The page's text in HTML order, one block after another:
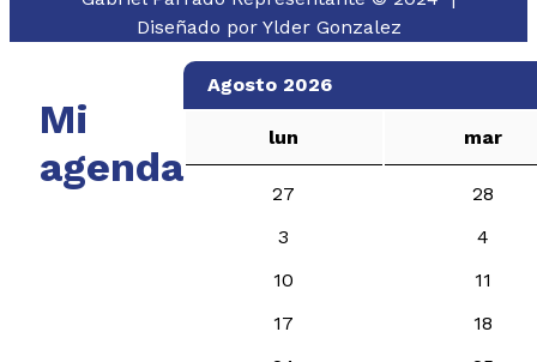
Diseñado por Ylder Gonzalez
Mi
agenda
Agosto 2026
lun mar
27
28
3
4
10
11
17
18